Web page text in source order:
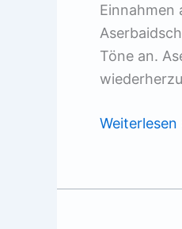
Einnahmen
Töne an.
Öl
Krieg
Weiterlesen